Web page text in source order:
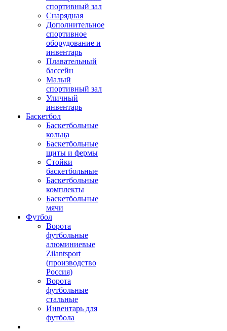
спортивный зал
Снарядная
Дополнительное
спортивное
оборудование и
инвентарь
Плавательный
бассейн
Малый
спортивный зал
Уличный
инвентарь
Баскетбол
Баскетбольные
кольца
Баскетбольные
щиты и фермы
Стойки
баскетбольные
Баскетбольные
комплекты
Баскетбольные
мячи
Футбол
Ворота
футбольные
алюминиевые
Zilantsport
(производство
Россия)
Ворота
футбольные
стальные
Инвентарь для
футбола